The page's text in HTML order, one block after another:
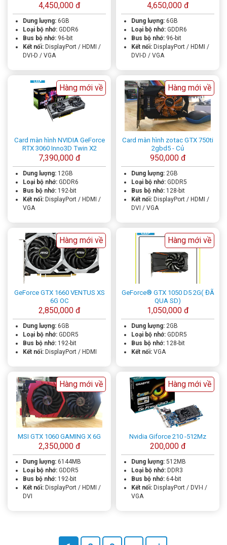
4,450,000 đ
Dung lượng: 6GB
Loại bộ nhớ: GDDR6
Bus bộ nhớ: 96-bit
Kết nối: DisplayPort / HDMI /
DVI-D / VGA
4,650,000 đ
Dung lượng: 6GB
Loại bộ nhớ: GDDR6
Bus bộ nhớ: 96-bit
Kết nối: DisplayPort / HDMI /
DVI-D / VGA
Hàng mới về
Card màn hình NVIDIA GeForce
RTX 3060 Inno3D Twin X2
7,390,000 đ
Dung lượng: 12GB
Loại bộ nhớ: GDDR6
Bus bộ nhớ: 192-bit
Kết nối: DisplayPort / HDMI /
VGA
Hàng mới về
Card màn hình zotac GTX 750ti
2gbd5 - Củ
950,000 đ
Dung lượng: 2GB
Loại bộ nhớ: GDDR5
Bus bộ nhớ: 128-bit
Kết nối: DisplayPort / HDMI /
DVI / VGA
Hàng mới về
GeForce GTX 1660 VENTUS XS
6G OC
2,850,000 đ
Dung lượng: 6GB
Loại bộ nhớ: GDDR5
Bus bộ nhớ: 192-bit
Kết nối: DisplayPort / HDMI
Hàng mới về
GeForce® GTX 1050 D5 2G( ĐÃ
QUA SD)
1,050,000 đ
Dung lượng: 2GB
Loại bộ nhớ: GDDR5
Bus bộ nhớ: 128-bit
Kết nối: VGA
Hàng mới về
MSI GTX 1060 GAMING X 6G
2,350,000 đ
Dung lượng: 6144MB
Loại bộ nhớ: GDDR5
Bus bộ nhớ: 192-bit
Kết nối: DisplayPort / HDMI /
DVI
Hàng mới về
Nvidia Giforce 210 -512Mz
200,000 đ
Dung lượng: 512MB
Loại bộ nhớ: DDR3
Bus bộ nhớ: 64-bit
Kết nối: DisplayPort / DVI-I /
VGA